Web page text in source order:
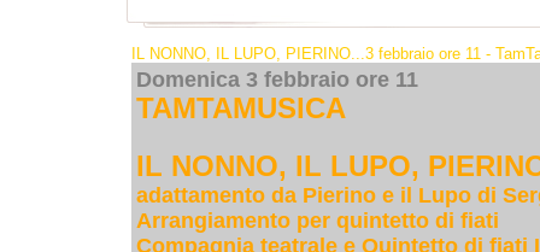
IL NONNO, IL LUPO, PIERINO...3 febbraio ore 11 -
Domenica 3 febbraio ore 11
TAMTAMUSICA
IL NONNO, IL LUPO,
adattamento da Pierino e il Lupo di
Arrangiamento per quintetto di fiati
Compagnia teatrale e Quintetto di fiati